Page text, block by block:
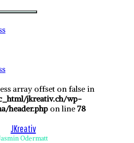
array offset on false in
jkreativ.ch/wp-
header.php on line 78
JKreativ
Odermatt